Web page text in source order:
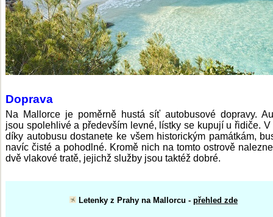
Doprava
Na Mallorce je poměrně hustá síť autobusové dopravy.
jsou spolehlivé a především levné, lístky se kupují u řidiče. V
díky autobusu dostanete ke všem historickým památkám,
navíc čisté a pohodlné. Kromě nich na tomto ostrově
dvě vlakové tratě, jejichž služby jsou taktéž dobré.
Letenky z Prahy na Mallorcu - přehled zde